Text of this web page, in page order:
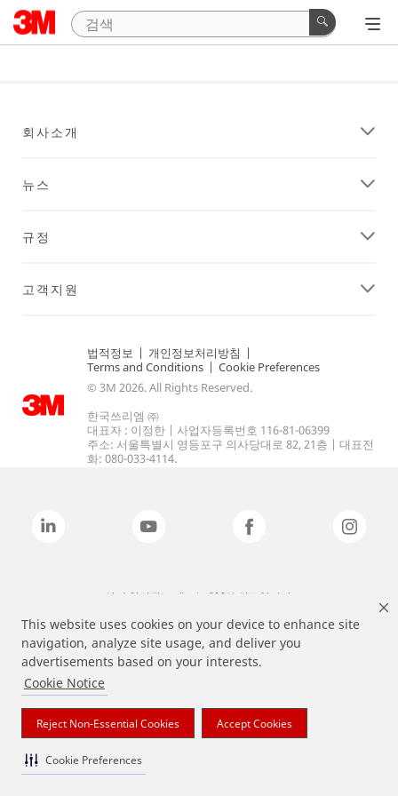
This website uses cookies on your device to enhance site
navigation, analyze site usage, and deliver you
advertisements based on your interests.
Cookie Notice
Reject Non-Essential Cookies Accept Cookies
Cookie Preferences
회사소개
뉴스
규정
고객지원
법적정보 | 개인정보처리방침 |
Terms and Conditions | Cookie Preferences
© 3M 2026. All Rights Reserved.
한국쓰리엠 ㈜
대표자 : 이정한 | 사업자등록번호 116-81-06399
주소: 서울특별시 영등포구 의사당대로 82, 21층 | 대표전
화: 080-033-4114.
상기 열거된 브랜드는 3M의 상표입니다.